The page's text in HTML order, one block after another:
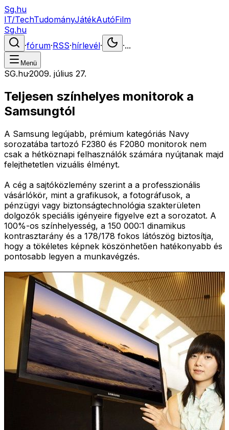
Sg.hu
IT/TechTudományJátékAutóFilm
Sg.hu
·fórum·RSS·hírlevél· ·...
Menü
SG.hu·2009. július 27.
Teljesen színhelyes monitorok a
Samsungtól
A Samsung legújabb, prémium kategóriás Navy
sorozatába tartozó F2380 és F2080 monitorok nem
csak a hétköznapi felhasználók számára nyújtanak majd
felejthetetlen vizuális élményt.
A cég a sajtóközlemény szerint a a professzionális
vásárlókör, mint a grafikusok, a fotográfusok, a
pénzügyi vagy biztonságtechnológia szakterületen
dolgozók speciális igényeire figyelve ezt a sorozatot. A
100%-os színhelyesség, a 150 000:1 dinamikus
kontrasztarány és a 178/178 fokos látószög biztosítja,
hogy a tökéletes képnek köszönhetően hatékonyabb és
pontosabb legyen a munkavégzés.